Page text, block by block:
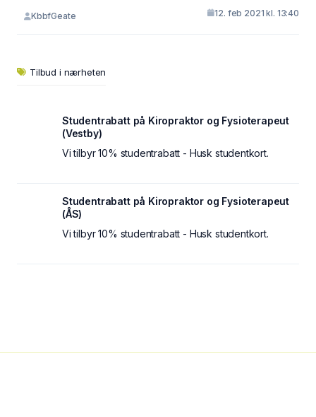
KbbfGeate 12. feb 2021 kl. 13:40
Tilbud i nærheten
Studentrabatt på Kiropraktor og Fysioterapeut
(Vestby)
Vi tilbyr 10% studentrabatt - Husk studentkort.
Studentrabatt på Kiropraktor og Fysioterapeut
(ÅS)
Vi tilbyr 10% studentrabatt - Husk studentkort.